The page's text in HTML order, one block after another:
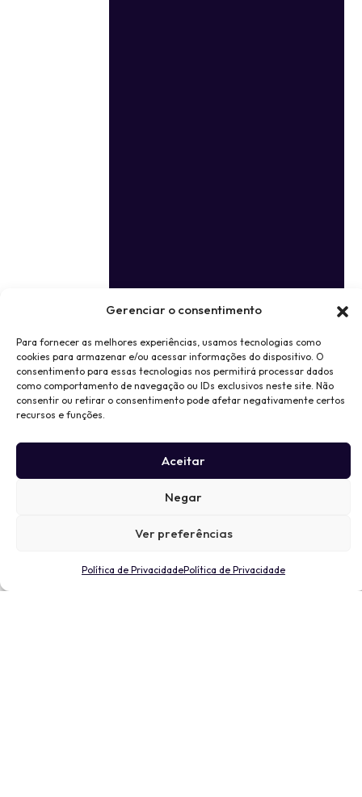
Gerenciar o consentimento
Para fornecer as melhores experiências, usamos tecnologias como
cookies para armazenar e/ou acessar informações do dispositivo. O
consentimento para essas tecnologias nos permitirá processar dados
como comportamento de navegação ou IDs exclusivos neste site. Não
consentir ou retirar o consentimento pode afetar negativamente certos
recursos e funções.
Aceitar
Negar
Ver preferências
Política de PrivacidadePolítica de Privacidade